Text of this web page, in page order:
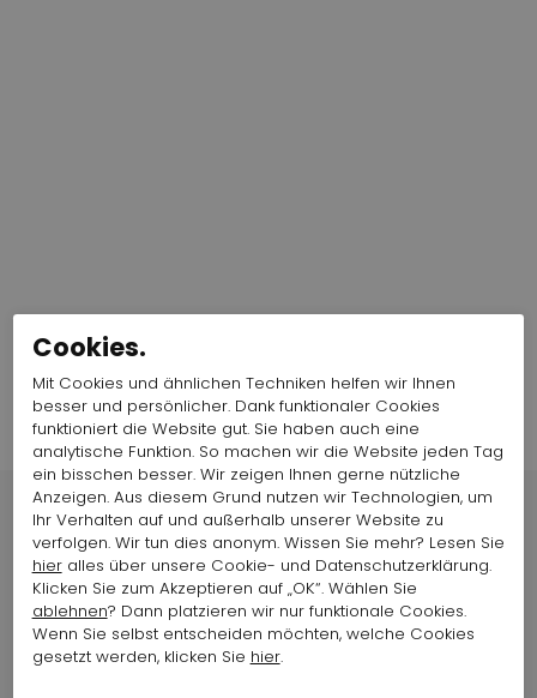
Modehäuser
Arnhem
Cookies.
Mit Cookies und ähnlichen Techniken helfen wir Ihnen
besser und persönlicher. Dank funktionaler Cookies
funktioniert die Website gut. Sie haben auch eine
analytische Funktion. So machen wir die Website jeden Tag
ein bisschen besser. Wir zeigen Ihnen gerne nützliche
Anzeigen. Aus diesem Grund nutzen wir Technologien, um
Ihr Verhalten auf und außerhalb unserer Website zu
verfolgen. Wir tun dies anonym. Wissen Sie mehr? Lesen Sie
hieralles über unsere Cookie- und Datenschutzerklärung.
Klicken Sie zum Akzeptieren auf „OK“. Wählen Sie
ablehnen? Dann platzieren wir nur funktionale Cookies.
Wenn Sie selbst entscheiden möchten, welche Cookies
gesetzt werden, klicken Sie hier.